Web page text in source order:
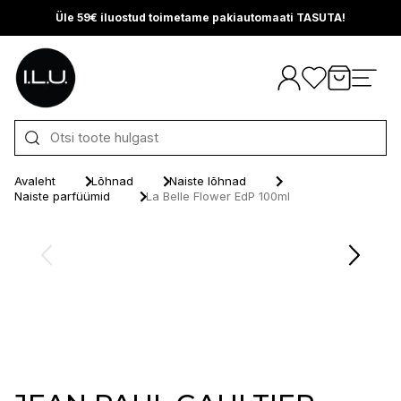
Üle 59€ iluostud toimetame pakiautomaati TASUTA!
Otse sisu juurde
Avaleht Lõhnad
Naiste lõhnad
Naiste parfüümid
La Belle Flower EdP 100ml